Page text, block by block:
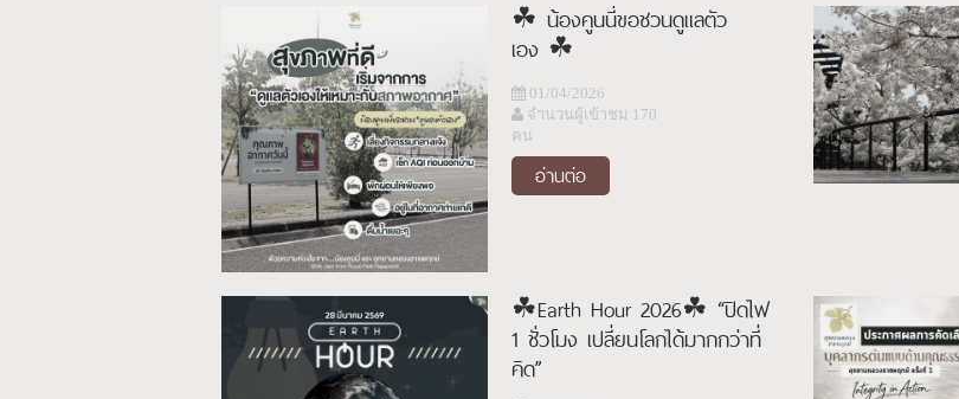
☘︎ น้องคูนนี่ขอชวนดูแลตัว
เอง ☘︎
01/04/2026
จำนวนผู้เข้าชม 170
คน
อ่านต่อ
☘︎Earth Hour 2026☘︎ “ปิดไฟ
1 ชั่วโมง เปลี่ยนโลกได้มากกว่าที่
คิด”